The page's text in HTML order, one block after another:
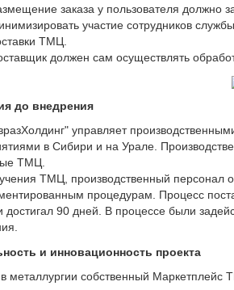
заказа у пользователя должно
участие сотрудников
ТМЦ.
должен сам осуществлять
до внедрения
управляет
в Сибири и на Урале.
ТМЦ.
ТМЦ, производственный персонал
процедурам. Процесс
достигал 90 дней. В процессе были
и инновационность проекта
металлургии собственный Маркетплейс